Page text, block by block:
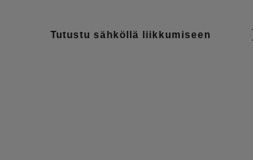
Tutustu sähköllä liikkumiseen